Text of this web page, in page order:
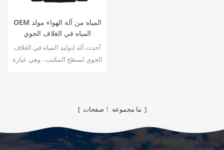
OEM المياه من آلة الهواء مولد
المياه في الغلاف الجوي
ZL9510E
أحدث آلة لتوليد المياه في الغلاف
الجوي لسطح المكتب ، وهي عبارة
الرطوبة في الهواء. مبيعات المصنع
والبيع بالجملة.10
[ ما مجموعه 1 صفحات ]